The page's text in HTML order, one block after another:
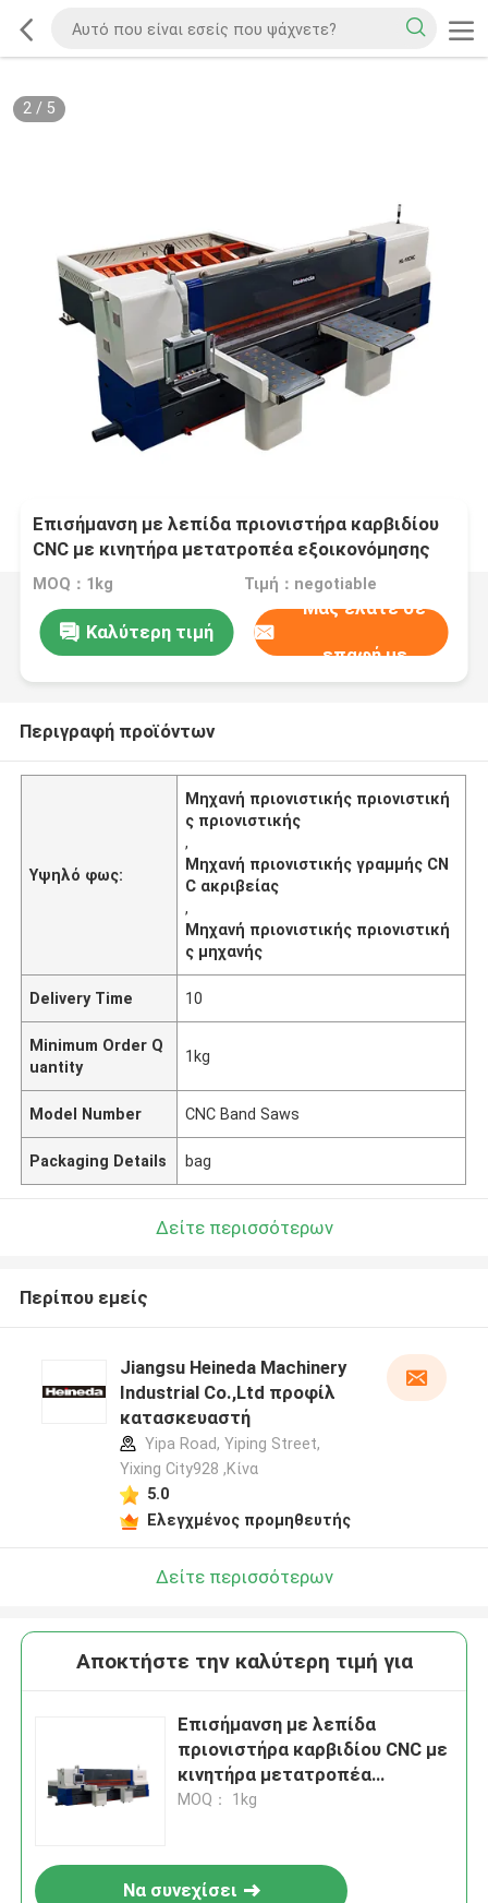
2/ 5
Επισήμανση με λεπίδα πριονιστήρα καρβιδίου
CNC με κινητήρα μετατροπέα εξοικονόμησης
ενέργειας
MOQ：1kg Τιμή：negotiable
Καλύτερη τιμή
Μας ελάτε σε
επαφή με
Περιγραφή προϊόντων
Υψηλό φως:
Μηχανή πριονιστικής πριονιστική
ς πριονιστικής
,
Μηχανή πριονιστικής γραμμής CN
C ακριβείας
,
Μηχανή πριονιστικής πριονιστική
ς μηχανής
Delivery Time 10
Minimum Order Q
uantity
1kg
Model Number CNC Band Saws
Packaging Details bag
Δείτε περισσότερων
Περίπου εμείς
Jiangsu Heineda Machinery
Industrial Co.,Ltd προφίλ
κατασκευαστή
Yipa Road, Yiping Street,
Yixing City928 ,Κίνα
5.0
Ελεγχμένος προμηθευτής
Δείτε περισσότερων
Αποκτήστε την καλύτερη τιμή για
Επισήμανση με λεπίδα
πριονιστήρα καρβιδίου CNC με
κινητήρα μετατροπέα
εξοικονόμησης ενέργειας
MOQ： 1kg
Να συνεχίσει